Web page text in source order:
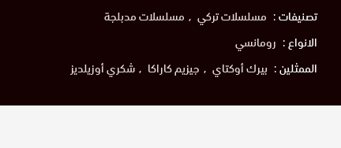
تصنيفات : مسلسلات تركي
مسلسلات مدبلجة
الانواع : رومانسي
الممثلين : بيرك أوكتاي جيزيم كاراكا شكري أوزيلديز